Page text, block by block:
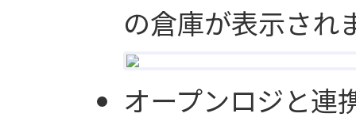
の倉庫が表示され
オープンロジと連